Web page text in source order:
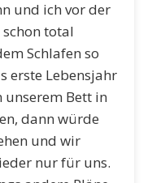
und ich vor der
total
Schlafen so
erste Lebensjahr
Bett in
dann würde
und wir
nur für uns.